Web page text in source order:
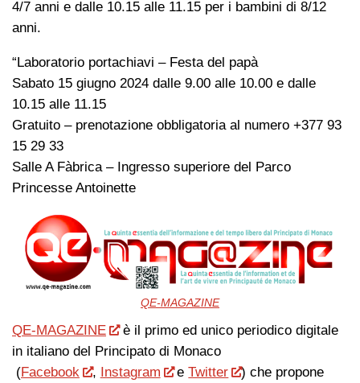
4/7 anni e dalle 10.15 alle 11.15 per i bambini di 8/12
anni.
“Laboratorio portachiavi – Festa del papà
Sabato 15 giugno 2024 dalle 9.00 alle 10.00 e dalle
10.15 alle 11.15
Gratuito – prenotazione obbligatoria al numero +377 93
15 29 33
Salle A Fàbrica – Ingresso superiore del Parco
Princesse Antoinette
QE-MAGAZINE
QE-MAGAZINE
è il primo ed unico periodico digitale
in italiano del Principato di Monaco
(Facebook , Instagram eTwitter
) che propone